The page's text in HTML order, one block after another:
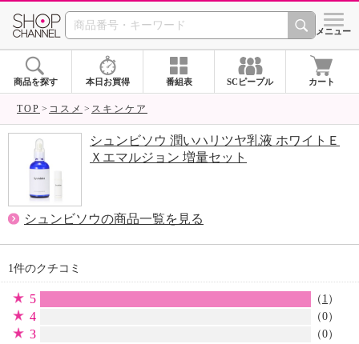
SHOP CHANNEL シメニュー
商品を探す 本日お買得 番組表 SCピープル カート
TOP コスメ スキンケア
シュンビソウ 潤いハリツヤ乳液 ホワイトＥ
Ｘエマルジョン 増量セット
シュンビソウの商品一覧を見る
1件のクチコミ
5 （ 1 ）
4 （0）
3 （0）